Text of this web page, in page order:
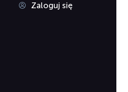
Zaloguj się